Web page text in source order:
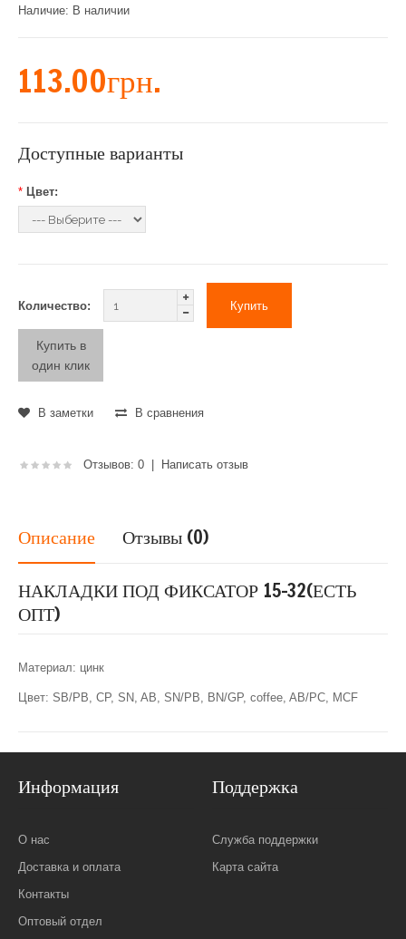
Наличие: В наличии
113.00грн.
Доступные варианты
* Цвет:
Количество:
Купить в
один клик
В заметки В сравнения
Отзывов: 0 | Написать отзыв
Описание Отзывы (0)
НАКЛАДКИ ПОД ФИКСАТОР 15-32(ЕСТЬ
ОПТ)
Материал: цинк
Цвет: SB/PB, CP, SN, AB, SN/PB, BN/GP, coffee, AB/PC, MCF
Информация
О нас
Доставка и оплата
Контакты
Оптовый отдел
Поддержка
Служба поддержки
Карта сайта